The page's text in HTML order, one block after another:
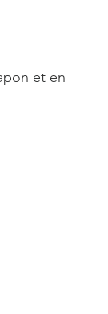
et en